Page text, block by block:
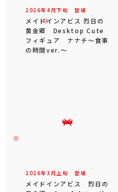
2026年4 月下旬 登場
メイドインアビス 烈日の
黄金郷 Desktop Cute
フィギュア ナナチ～食事
の時間ver.～
2026年3 月 上旬 登場
メイドインアビス 烈日の